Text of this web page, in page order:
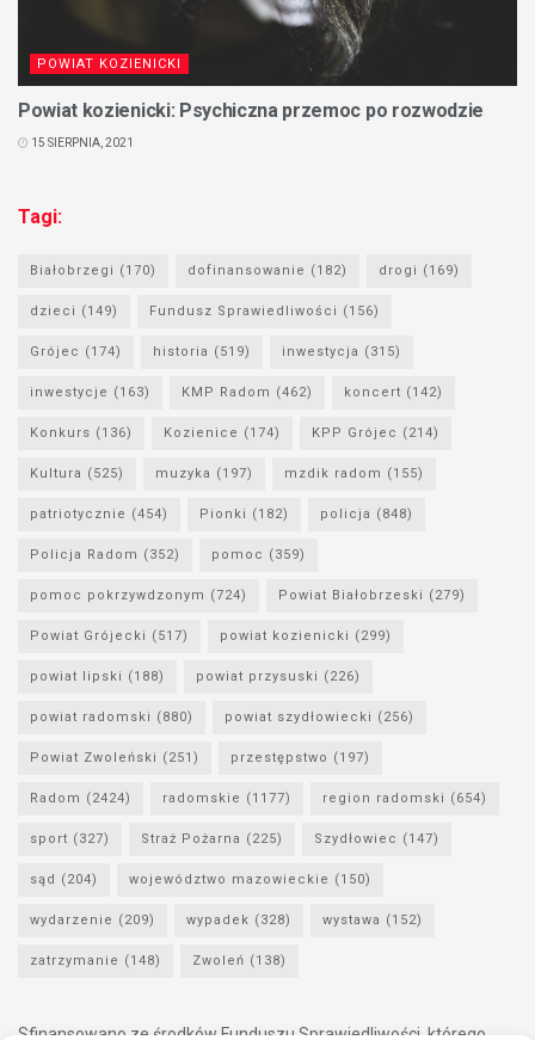
POWIAT KOZIENICKI
Powiat kozienicki: Psychiczna przemoc po rozwodzie
15 SIERPNIA, 2021
Tagi:
Białobrzegi (170) dofinansowanie (182) drogi (169)
dzieci (149) Fundusz Sprawiedliwości (156)
Grójec (174) historia (519) inwestycja (315)
inwestycje (163) KMP Radom (462) koncert (142)
Konkurs (136) Kozienice (174) KPP Grójec (214)
Kultura (525) muzyka (197) mzdik radom (155)
patriotycznie (454) Pionki (182) policja (848)
Policja Radom (352) pomoc (359)
pomoc pokrzywdzonym (724) Powiat Białobrzeski (279)
Powiat Grójecki (517) powiat kozienicki (299)
powiat lipski (188) powiat przysuski (226)
powiat radomski (880) powiat szydłowiecki (256)
Powiat Zwoleński (251) przestępstwo (197)
Radom (2424) radomskie (1177) region radomski (654)
sport (327) Straż Pożarna (225) Szydłowiec (147)
sąd (204) województwo mazowieckie (150)
wydarzenie (209) wypadek (328) wystawa (152)
zatrzymanie (148) Zwoleń (138)
Sfinansowano ze środków Funduszu Sprawiedliwości, którego